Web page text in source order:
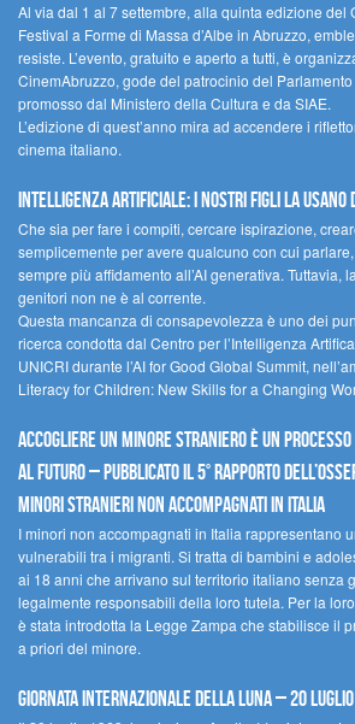
Al via dal 1 al 7 settembre, alla quinta edizione del
Festival a Forme di Massa d’Albe in Abruzzo,
resiste. L’evento, gratuito e aperto a tutti, è
CinemAbruzzo, gode del patrocinio del
promosso dal Ministero della Cultura e da SIAE.
L’edizione di quest’anno mira ad accendere i
cinema italiano.
Intelligenza artificiale: i nostri figli la usano
Che sia per fare i compiti, cercare ispirazione,
semplicemente per avere qualcuno con cui
sempre più affidamento all’AI generativa. Tuttavia,
genitori non ne è al corrente.
Questa mancanza di consapevolezza è uno dei
ricerca condotta dal Centro per l’Intelligenza
UNICRI durante l’AI for Good Global Summit,
Literacy for Children: New Skills for a Changing
Accogliere un minore straniero è un processo
al futuro – Pubblicato il 5° rapporto
Minori Stranieri Non Accompagnati in Italia
I minori non accompagnati in Italia rappresentano
vulnerabili tra i migranti. Si tratta di bambini e
ai 18 anni che arrivano sul territorio italiano senza
legalmente responsabili della loro tutela. Per la
è stata introdotta la Legge Zampa che stabilisce il
a priori del minore.
Giornata Internazionale della Luna – 20 luglio